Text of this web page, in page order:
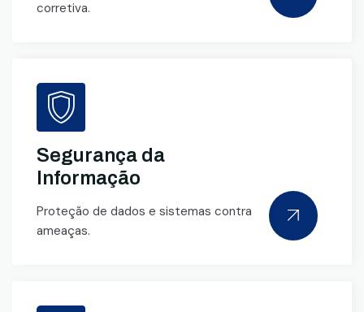
corretiva.
Segurança da
Informação
Proteção de dados e sistemas contra
ameaças.